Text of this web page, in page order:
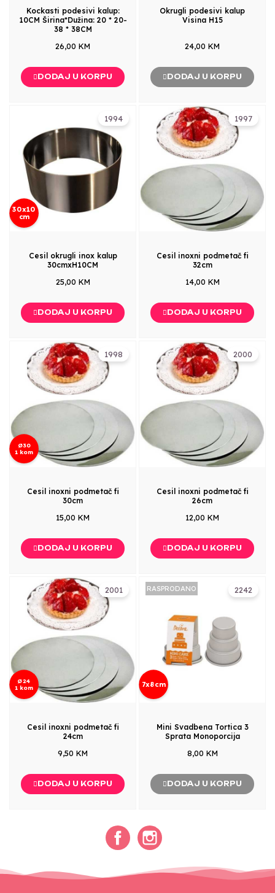
Kockasti podesivi kalup:
10CM Širina*Dužina: 20 * 20-
38 * 38CM
26,00 KM
DODAJ U KORPU
Okrugli podesivi kalup
Visina H15
24,00 KM
DODAJ U KORPU
1994
30x10
cm
Cesil okrugli inox kalup
30cmxH10CM
25,00 KM
DODAJ U KORPU
1997
Cesil inoxni podmetač fi
32cm
14,00 KM
DODAJ U KORPU
1998
Ø30
1 kom
Cesil inoxni podmetač fi
30cm
15,00 KM
DODAJ U KORPU
2000
Cesil inoxni podmetač fi
26cm
12,00 KM
DODAJ U KORPU
2001
Ø24
1 kom
Cesil inoxni podmetač fi
24cm
9,50 KM
DODAJ U KORPU
2242
7x8cm
RASPRODANO
Mini Svadbena Tortica 3
Sprata Monoporcija
8,00 KM
DODAJ U KORPU
Facebook